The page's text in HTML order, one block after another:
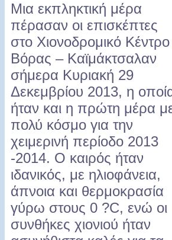
Mια εκπληκτική μέρα
πέρασαν οι επισκέπτες
στο Χιονοδρομικό Κέντρο
Βόρας – Καϊμάκτσαλαν
σήμερα Κυριακή 29
Δεκεμβρίου 2013, η
ήταν και η πρώτη μέρα
πολύ κόσμο για την
χειμερινή περίοδο 2013
-2014. Ο καιρός ήταν
ιδανικός, με ηλιοφάνεια,
άπνοια και θερμοκρασία
γύρω στους 0 ?C, ενώ οι
συνθήκες χιονιού ήταν